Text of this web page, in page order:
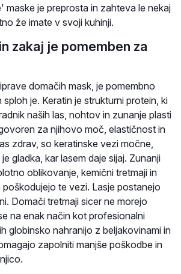
maske je preprosta in zahteva le nekaj
že imate v svoji kuhinji.
zakaj je pomemben za
domačih mask, je pomembno
sploh je. Keratin je strukturni protein, ki
naših las, nohtov in zunanje plasti
za njihovo moč, elastičnost in
zdrav, so keratinske vezi močne,
gladka, kar lasem daje sijaj. Zunanji
oblikovanje, kemični tretmaji in
te vezi. Lasje postanejo
Domači tretmaji sicer ne morejo
na enak način kot profesionalni
globinsko nahranijo z beljakovinami in
zapolniti manjše poškodbe in